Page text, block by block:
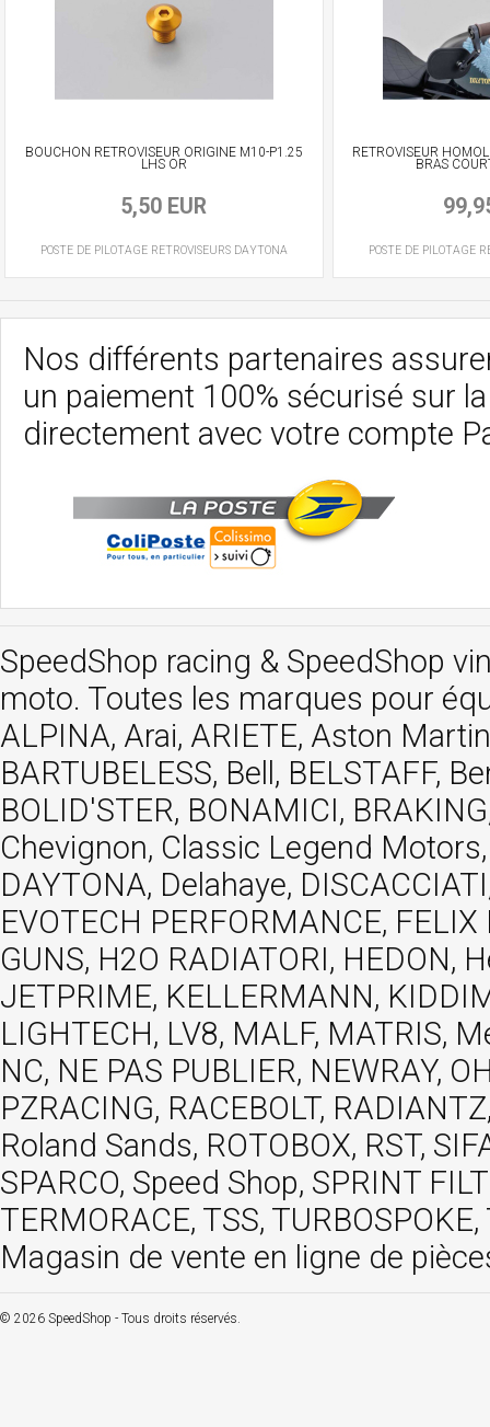
BOUCHON RETROVISEUR ORIGINE M10-P1.25
LHS OR
5,50 EUR
POSTE DE PILOTAGE RETROVISEURS DAYTONA
RETROVISEUR
BRAS
POSTE DE PILOTAGE
Nos différents partenaires
un paiement 100% sécurisé sur
directement avec votre compte
SpeedShop racing & SpeedShop
moto. Toutes les marques pour
ALPINA, Arai, ARIETE, Aston
BARTUBELESS, Bell, BELSTAFF,
BOLID'STER, BONAMICI,
Chevignon, Classic Legend
DAYTONA, Delahaye,
EVOTECH PERFORMANCE,
GUNS, H2O RADIATORI, HEDON,
JETPRIME, KELLERMANN,
LIGHTECH, LV8, MALF, MATRIS,
NC, NE PAS PUBLIER, NEWRAY,
PZRACING, RACEBOLT,
Roland Sands, ROTOBOX, RST,
SPARCO, Speed Shop, SPRINT
TERMORACE, TSS,
Magasin de vente en ligne de
© 2026 SpeedShop - Tous droits réservés.